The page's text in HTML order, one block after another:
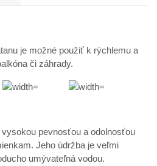
je možné použiť k rýchlemu a
či záhrady.
pevnosťou a odolnosťou
Jeho údržba je veľmi
umývateľná vodou.